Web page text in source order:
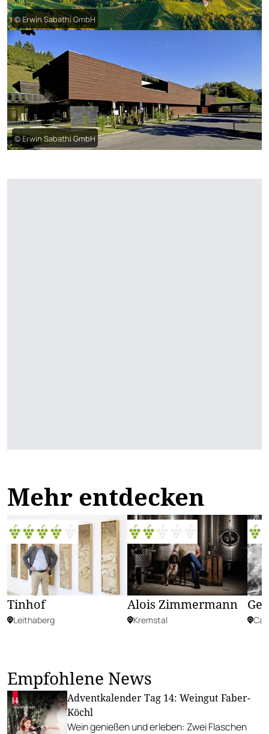
© Erwin Sabathi GmbH
© Erwin Sabathi GmbH
Mehr entdecken
Tinhof
Leithaberg
Alois Zimmermann
Kremstal
Empfohlene News
Adventkalender Tag 14: Weingut Faber-
Köchl
Wein genießen und erleben: Zwei Flaschen